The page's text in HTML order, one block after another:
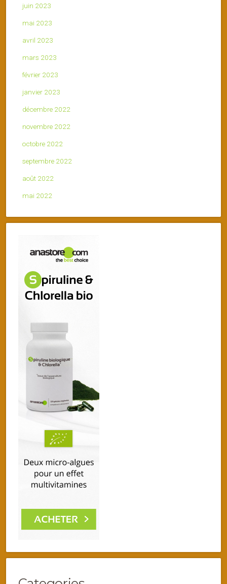
juin 2023
mai 2023
avril 2023
mars 2023
février 2023
janvier 2023
décembre 2022
novembre 2022
octobre 2022
septembre 2022
août 2022
mai 2022